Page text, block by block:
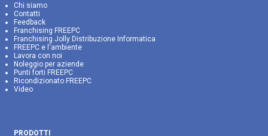
Chi siamo
Contatti
Feedback
Franchising FREEPC
Franchising Jolly Distribuzione Informatica
FREEPC e l‘ambiente
Lavora con noi
Noleggio per aziende
Punti forti FREEPC
Ricondizionato FREEPC
Video
PRODOTTI